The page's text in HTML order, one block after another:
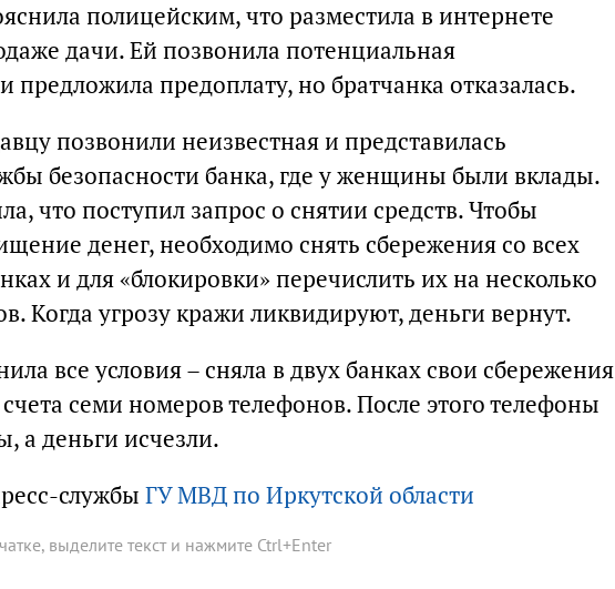
полицейским, что разместила в интернете
дачи. Ей позвонила потенциальная
предложила предоплату, но братчанка отказалась.
позвонили неизвестная и представилась
безопасности банка, где у женщины были вклады.
что поступил запрос о снятии средств. Чтобы
денег, необходимо снять сбережения со всех
и для «блокировки» перечислить их на несколько
Когда угрозу кражи ликвидируют, деньги вернут.
все условия – сняла в двух банках свои сбережения
семи номеров телефонов. После этого телефоны
а деньги исчезли.
службы ГУ МВД по Иркутской области
выделите текст и нажмите Ctrl+Enter